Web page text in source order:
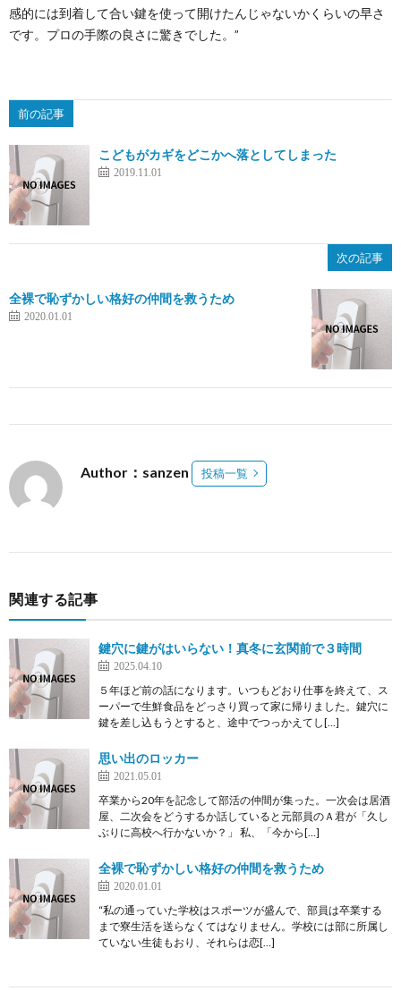
感的には到着して合い鍵を使って開けたんじゃないかくらいの早さ
です。プロの手際の良さに驚きでした。”
前の記事
こどもがカギをどこかへ落としてしまった
2019.11.01
次の記事
全裸で恥ずかしい格好の仲間を救うため
2020.01.01
Author：sanzen 投稿一覧
関連する記事
鍵穴に鍵がはいらない！真冬に玄関前で３時間
2025.04.10
５年ほど前の話になります。いつもどおり仕事を終えて、ス
ーパーで生鮮食品をどっさり買って家に帰りました。鍵穴に
鍵を差し込もうとすると、途中でつっかえてし[…]
思い出のロッカー
2021.05.01
卒業から20年を記念して部活の仲間が集った。一次会は居酒
屋、二次会をどうするか話していると元部員のＡ君が「久し
ぶりに高校へ行かないか？」 私、「今から[…]
全裸で恥ずかしい格好の仲間を救うため
2020.01.01
“私の通っていた学校はスポーツが盛んで、部員は卒業する
まで寮生活を送らなくてはなりません。学校には部に所属し
ていない生徒もおり、それらは恋[…]